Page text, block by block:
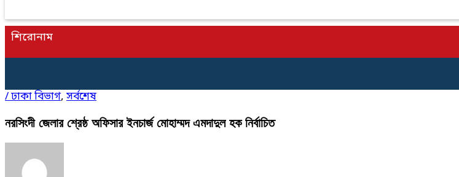
শিরোনাম
/ঢাকা বিভাগ, সর্বশেষ
নরসিংদী জেলার শ্রেষ্ঠ অফিসার ইনচার্জ মোহাম্মদ এমদাদুল হক নির্বাচিত